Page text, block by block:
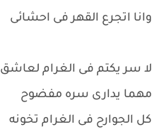
وانا اتجرع القهر فى احشائى
لا سر يكتم فى الغرام لعاشق
مهما يدارى سره مفضوح
كل الجوارح فى الغرام تخونه